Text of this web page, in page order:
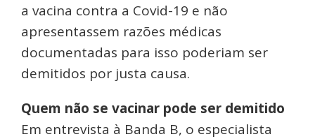
a vacina contra a Covid-19 e não
apresentassem razões médicas
documentadas para isso poderiam ser
demitidos por justa causa.
Quem não se vacinar pode ser demitido
Em entrevista à Banda B, o especialista